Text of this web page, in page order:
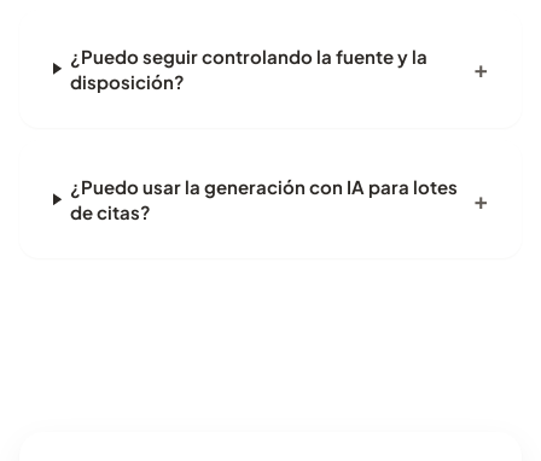
¿Puedo seguir controlando la fuente y la
disposición?
¿Puedo usar la generación con IA para lotes
de citas?